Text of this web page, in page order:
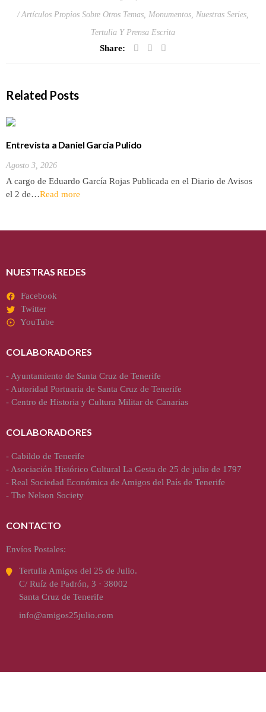
Artículos Propios Sobre Otros Temas Monumentos Nuestras Series
Tertulia Y Prensa Escrita
Share:
Related Posts
Entrevista a Daniel García Pulido
Agosto 3, 2026
A cargo de Eduardo García Rojas Publicada en el Diario de Avisos
el 2 de…Read more
NUESTRAS REDES
Facebook
Twitter
YouTube
COLABORADORES
- Ayuntamiento de Santa Cruz de Tenerife
- Autoridad Portuaria de Santa Cruz de Tenerife
- Centro de Historia y Cultura Militar de Canarias
COLABORADORES
- Cabildo de Tenerife
- Asociación Histórico Cultural La Gesta de 25 de julio de 1797
- Real Sociedad Económica de Amigos del País de Tenerife
- The Nelson Society
CONTACTO
Envíos Postales:
Tertulia Amigos del 25 de Julio.
C/ Ruíz de Padrón, 3 · 38002
Santa Cruz de Tenerife
info@amigos25julio.com